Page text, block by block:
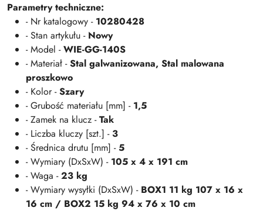
Parametry techniczne:
- Nr katalogowy - 10280428
- Stan artykułu - Nowy
- Model -WIE-GG-140S
- Materiał -Stal galwanizowana, Stal malowana
proszkowo
- Kolor -Szary
- Grubość materiału [mm] - 1,5
- Zamek na klucz -Tak
- Liczba kluczy [szt.] -3
- Średnica drutu [mm] -5
- Wymiary (DxSxW) - 105 x 4 x 191 cm
- Waga -23 kg
- Wymiary wysyłki (DxSxW) - BOX1 11 kg 107 x 16 x
16 cm / BOX2 15 kg 94 x 76 x 10 cm